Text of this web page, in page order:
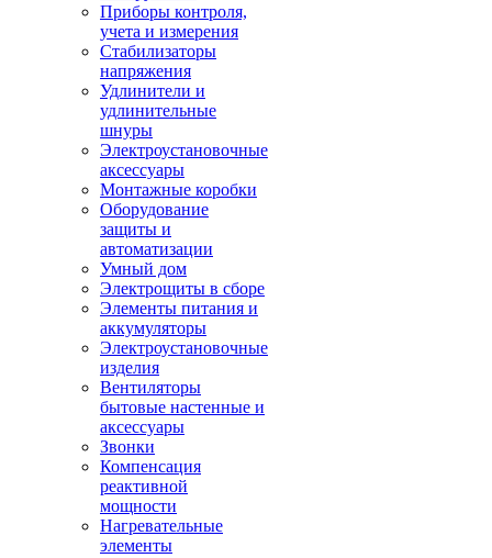
Приборы контроля,
учета и измерения
Стабилизаторы
напряжения
Удлинители и
удлинительные
шнуры
Электроустановочные
аксессуары
Монтажные коробки
Оборудование
защиты и
автоматизации
Умный дом
Электрощиты в сборе
Элементы питания и
аккумуляторы
Электроустановочные
изделия
Вентиляторы
бытовые настенные и
аксессуары
Звонки
Компенсация
реактивной
мощности
Нагревательные
элементы